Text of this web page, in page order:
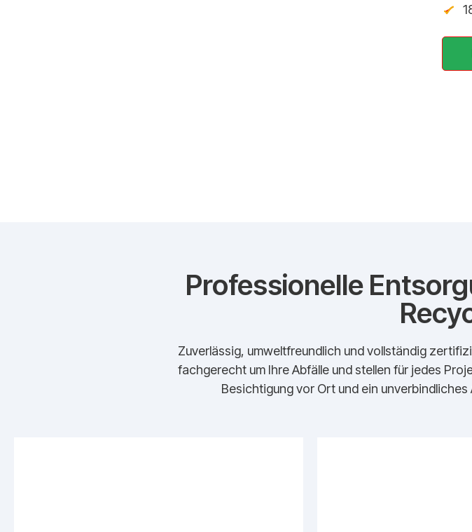
Professionelle
Zuverlässig, umweltfreundlich und vollständig
fachgerecht um Ihre Abfälle und stellen für jedes
Besichtigung vor Ort und ein